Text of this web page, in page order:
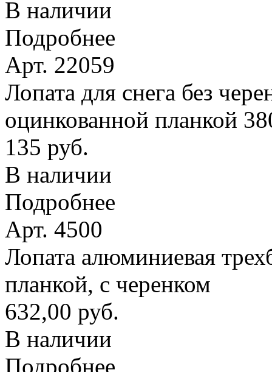
В наличии
Подробнее
Арт. 22059
Лопата для снега без
оцинкованной планкой
135 руб.
В наличии
Подробнее
Арт. 4500
Лопата алюминиевая
планкой, с черенком
632,00 руб.
В наличии
Подробнее